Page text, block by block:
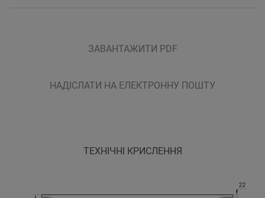
ЗАВАНТАЖИТИ PDF
НАДІСЛАТИ НА ЕЛЕКТРОННУ ПОШТУ
ТЕХНІЧНІ КРИСЛЕННЯ